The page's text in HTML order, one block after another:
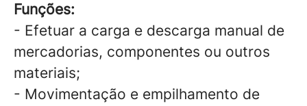
Funções:
- Efetuar a carga e descarga manual de
mercadorias, componentes ou outros
materiais;
- Movimentação e empilhamento de